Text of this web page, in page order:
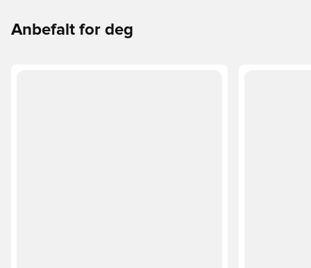
Anbefalt for deg